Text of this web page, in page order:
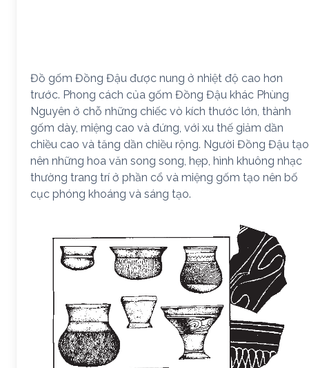
Đồ gốm Đồng Đậu được nung ở nhiệt độ cao hơn
trước. Phong cách của gốm Đồng Đậu khác Phùng
Nguyên ở chỗ những chiếc vò kích thước lớn, thành
gốm dày, miệng cao và đứng, với xu thế giảm dần
chiều cao và tăng dần chiều rộng. Người Đồng Đậu tạo
nên những hoa văn song song, hẹp, hình khuông nhạc
thường trang trí ở phần cổ và miệng gốm tạo nên bố
cục phóng khoáng và sáng tạo.